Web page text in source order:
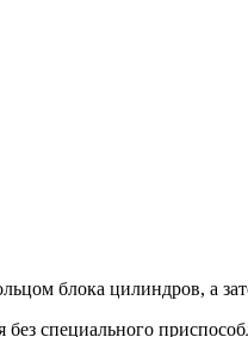
блока цилиндров, а
специального